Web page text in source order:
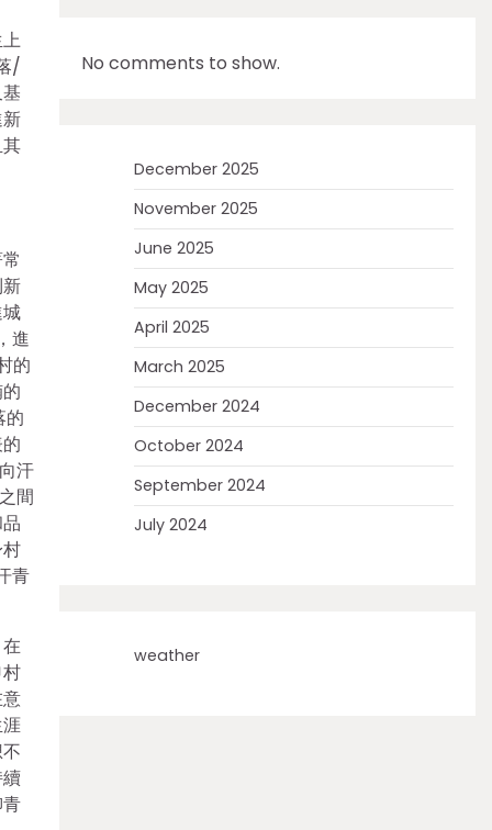
/
進
的
的
汗
間
青
No comments to show.
December 2025
November 2025
June 2025
May 2025
April 2025
March 2025
December 2024
October 2024
September 2024
July 2024
weather